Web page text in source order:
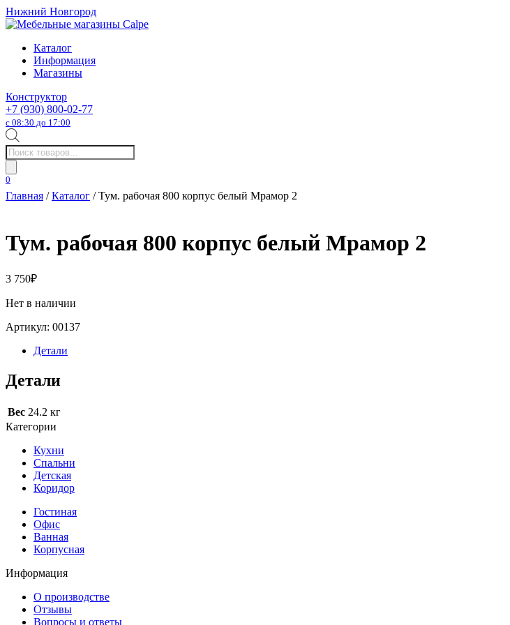
Нижний Новгород
Каталог
Информация
Магазины
Конструктор
+7 (930) 800-02-77
с 08:30 до 17:00
Поиск
товаров
0
Главная /Каталог / Тум. рабочая 800 корпус белый Мрамор 2
Тум. рабочая 800 корпус белый Мрамор 2
3 750₽
Нет в наличии
Артикул: 00137
Детали
Детали
Вес 24.2 кг
Категории
Кухни
Спальни
Детская
Коридор
Гостиная
Офис
Ванная
Корпусная
Информация
О производстве
Отзывы
Вопросы и ответы